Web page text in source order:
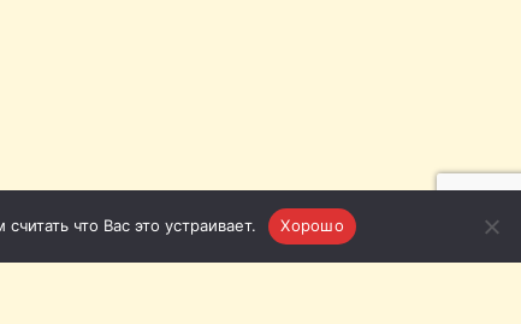
что Вас это устраивает. Хорошо